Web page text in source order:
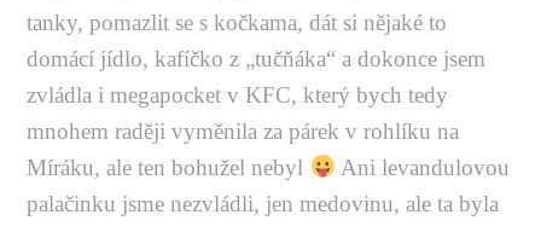
tanky, pomazlit se s kočkama, dát si nějaké to
domácí jídlo, kafíčko z „tučňáka“ a dokonce jsem
zvládla i megapocket v KFC, který bych tedy
mnohem raději vyměnila za párek v rohlíku na
Míráku, ale ten bohužel nebyl
Ani levandulovou
palačinku jsme nezvládli, jen medovinu, ale ta byla